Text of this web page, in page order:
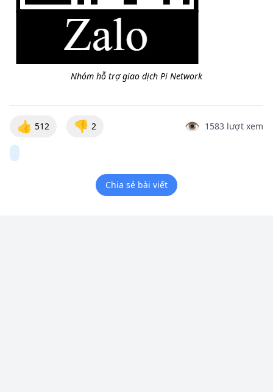
Nhóm hỗ trợ giao dịch Pi Network
👍 512 👎 2 👁️ 1583 lượt xem
Chia sẻ bài viết